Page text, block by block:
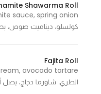
Shawarma Roll
كولسلو، ديناميت صوص،
Fajita Roll
الطري، شاورما دجاج، بصل
for the
website to
Statistics
In order for